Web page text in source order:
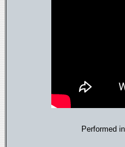
Performed